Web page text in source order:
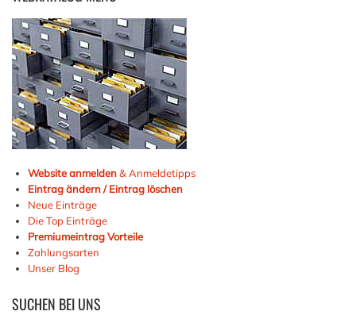
Website anmelden& Anmeldetipps
Eintrag ändern / Eintrag löschen
Neue Einträge
Die Top Einträge
Premiumeintrag Vorteile
Zahlungsarten
Unser Blog
SUCHEN BEI UNS